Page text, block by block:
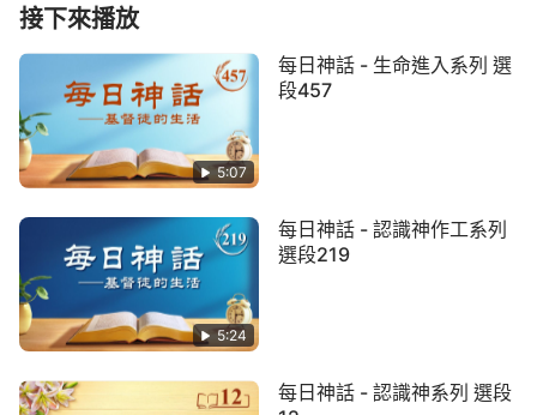
人的悖逆，審判人的抵擋，來達到讓人認識人類的不
義，認識人類的污穢，藉此襯托神的公義性情，主要
是藉着這些話來征服人，讓人心服口服。話語是最終
征服人類的途徑，接受征服的都得接受話語的擊打與
審判。現在説話的過程就是征服的過程，人到底怎麽
配合呢？你就是配合會吃喝這些話，達到明白這些
話。怎麽被征服，這個人自己没法做到，你只能是在
吃喝這些話的基礎上認識自己的敗壞污穢，認識自己
的悖逆不義，仆倒在神面前。你能摸着神的心意之後
去實行，而且還得有异象，你能完全順服在這些話之
話被征服的。人類為什麽失去見證了？就是因為人都
接下來播放
5:07
每日神話 - 生命進入系列 選
段457
5:24
每日神話 - 認識神作工系列
選段219
每日神話 - 認識神系列 選段